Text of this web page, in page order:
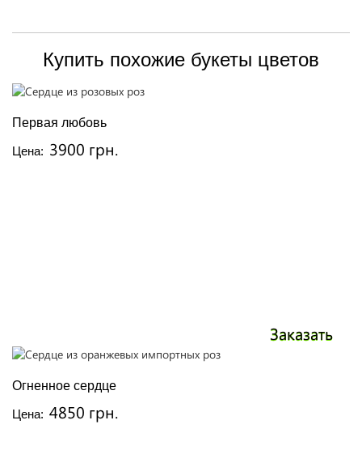
Купить похожие букеты цветов
Первая любовь
Цена: 3900 грн.
Заказать
Огненное сердце
Цена: 4850 грн.